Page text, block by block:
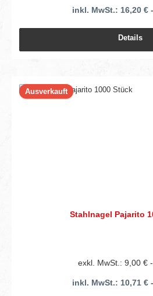
inkl. MwSt.: 16,20 €
Details
Ausverkauft
Stahlnagel Pajarito
exkl. MwSt.: 9,00 €
inkl. MwSt.: 10,71 €